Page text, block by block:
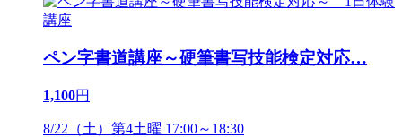
ペン字書道講座～硬筆書写技能検定対応…
1,100円
8/22（土）第4土曜 17:00～18:30